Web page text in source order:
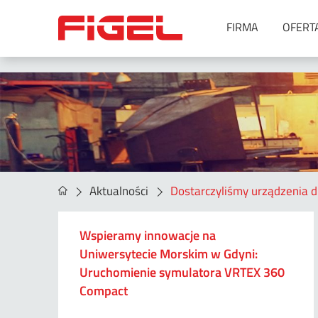
FIRMA
Urządzenia do spawania
Metoda MIG/MAG
Metoda MMA
Metoda SAW
Metoda TIG
Metoda TIG oraz MIG/MAG –
spawanie orbitalne
Spawanie laserowe
Akcesoria
Agregaty spawalnicze
Aktualności Dostarczyliśmy urządzenia
Wspieramy innowacje na
Uniwersytecie Morskim w Gdyni:
Uruchomienie symulatora VRTEX 360
Compact